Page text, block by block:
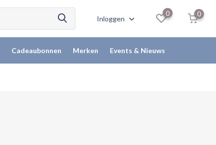
Inloggen
0 0
Cadeaubonnen Merken Events & Nieuws